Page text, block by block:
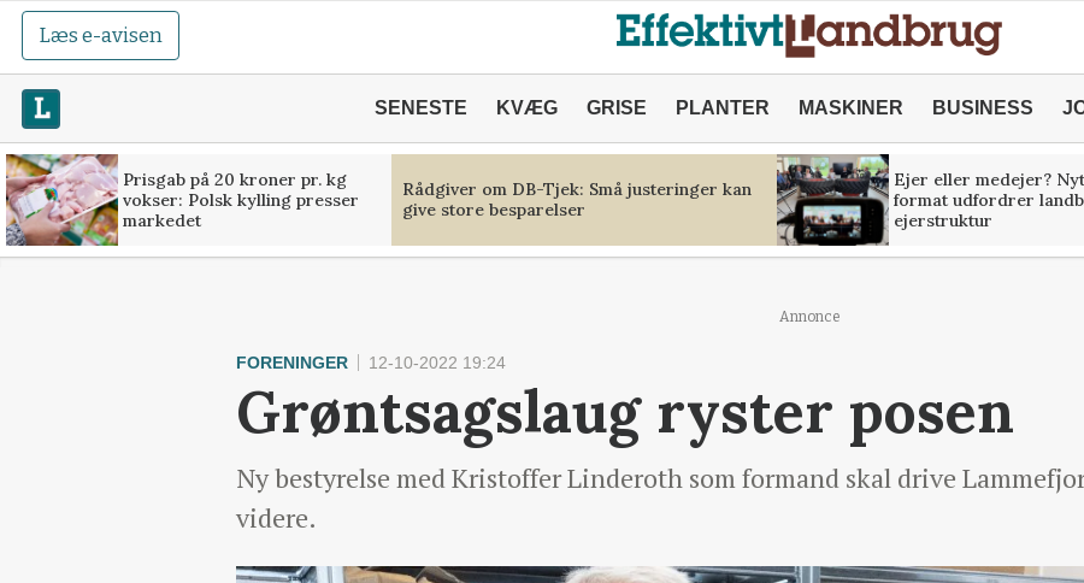
Læs e-avisen
SENESTE KVÆG GRISE PLANTER MASKINER BUSINESS
Prisgab på 20 kroner pr. kg
vokser: Polsk kylling presser
markedet
Rådgiver om DB-Tjek: Små justeringer kan
give store besparelser
Ejer eller medejer?
format udfordrer
ejerstruktur
Annonce
FORENINGER 12-10-2022 19:24
Grøntsagslaug ryster posen
Ny bestyrelse med Kristoffer Linderoth som formand skal drive
videre.